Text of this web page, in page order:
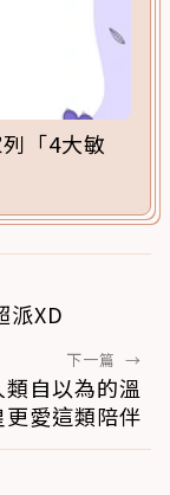
「4大敏
派XD
下一篇 →
自以為的溫
愛這類陪伴